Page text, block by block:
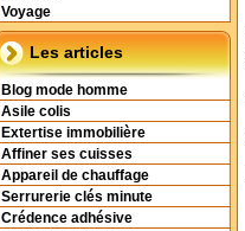
Voyage
Les articles
Blog mode homme
Asile colis
Extertise immobilière
Affiner ses cuisses
Appareil de chauffage
Serrurerie clés minute
Crédence adhésive